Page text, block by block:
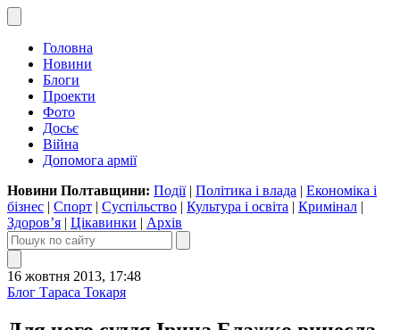
Головна
Новини
Блоги
Проекти
Фото
Досьє
Війна
Допомога армії
Новини Полтавщини: Події| Політика і влада | Економіка і
бізнес | Спорт | Суспільство | Культура і освіта | Кримінал |
Здоров’я | Цікавинки | Архів
16 жовтня 2013, 17:48
Блог Тараса Токаря